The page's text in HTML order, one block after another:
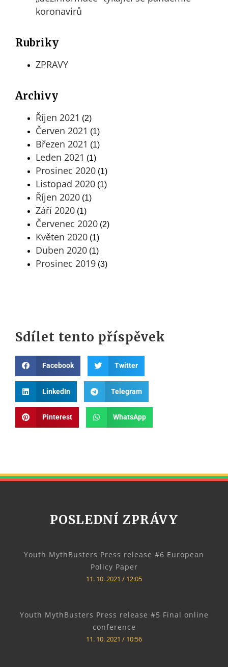
koronavirů
Rubriky
ZPRAVY
Archivy
Říjen 2021 (2)
Červen 2021 (1)
Březen 2021 (1)
Leden 2021 (1)
Prosinec 2020 (1)
Listopad 2020 (1)
Říjen 2020 (1)
Září 2020 (1)
Červenec 2020 (2)
Květen 2020 (1)
Duben 2020 (1)
Prosinec 2019 (3)
Sdílet tento příspěvek
Facebook Twitter
LinkedIn Telegram
Pinterest WhatsApp
POSLEDNÍ ZPRÁVY
Youth MythBusters Press release #6 European
Policy Paper
11. 10. 2021 12:05
Youth MythBusters Press release #5 Final online
conference
11. 10. 2021 10:56